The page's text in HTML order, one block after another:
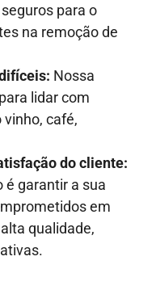
para o
na remoção de
Nossa
lidar com
café,
do cliente:
é garantir a sua
em
qualidade,